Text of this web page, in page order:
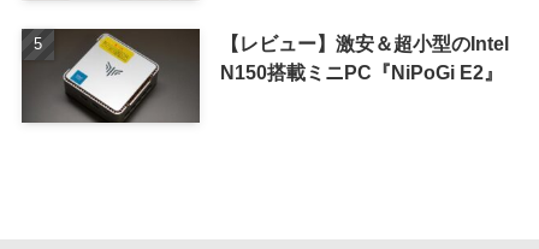
【レビュー】激安＆超小型のIntel
N150搭載ミニPC『NiPoGi E2』